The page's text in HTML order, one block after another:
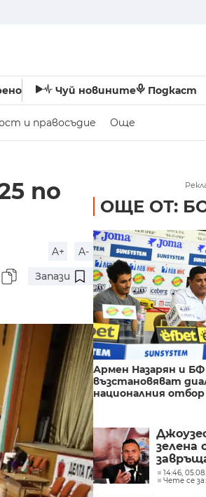
Чуй новините Подкаст
и правосъдие Още
по
A+
A-
Запази
ОЩЕ ОТ:
Армен Назарян и БФ
възстановяват
националния отбор
зелена
14:46,
Чете се